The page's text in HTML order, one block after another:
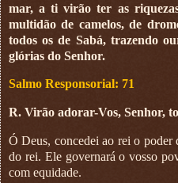
mar, a ti virão ter as
multidão de camelos, de
todos os de Sabá, trazendo
glórias do Senhor.
Salmo Responsorial: 71
R. Virão adorar-Vos, Senhor,
Ó Deus, concedei ao rei o
do rei. Ele governará o vosso
com equidade.